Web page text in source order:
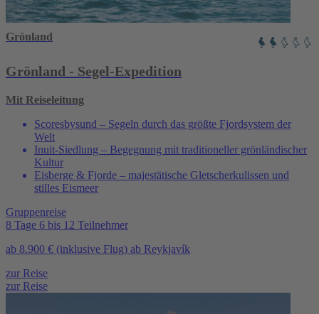
Grönland
Grönland - Segel-Expedition
Mit Reiseleitung
Scoresbysund – Segeln durch das größte Fjordsystem der
Welt
Inuit-Siedlung – Begegnung mit traditioneller grönländischer
Kultur
Eisberge & Fjorde – majestätische Gletscherkulissen und
stilles Eismeer
Gruppenreise
8 Tage 6 bis 12 Teilnehmer
ab 8.900 € (inklusive Flug) ab Reykjavík
zur Reise
zur Reise